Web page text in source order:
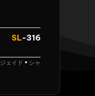
SL-316
ジェイド • シャ